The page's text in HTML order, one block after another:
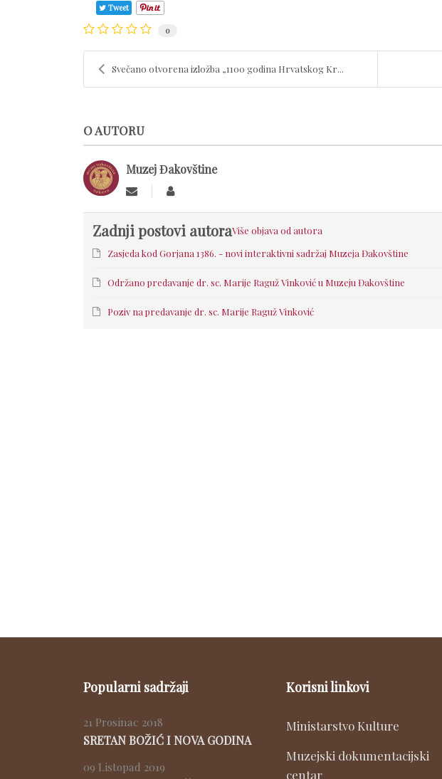
Tweet
0
Svečano otvorena izložba „1100 godina Hrvatskog Kr...
O AUTORU
Muzej Đakovštine
Zadnji postovi autoraViše objava od autora
Zasjeda kod Gorjana 1386. - novi interaktivni sadržaj Muzeja Đakovštine
Održano predavanje dr. sc. Marije Raguž Vinković u Muzeju Đakovštine
Poziv na predavanje dr. sc. Marije Raguž Vinković
Popularni sadržaji
21 Prosinac 2018
SRETAN BOŽIĆ I NOVA GODINA
09 Listopad 2019
Korisni linkovi
Ministarstvo Kulture
Muzejski dokumentacijski
centar